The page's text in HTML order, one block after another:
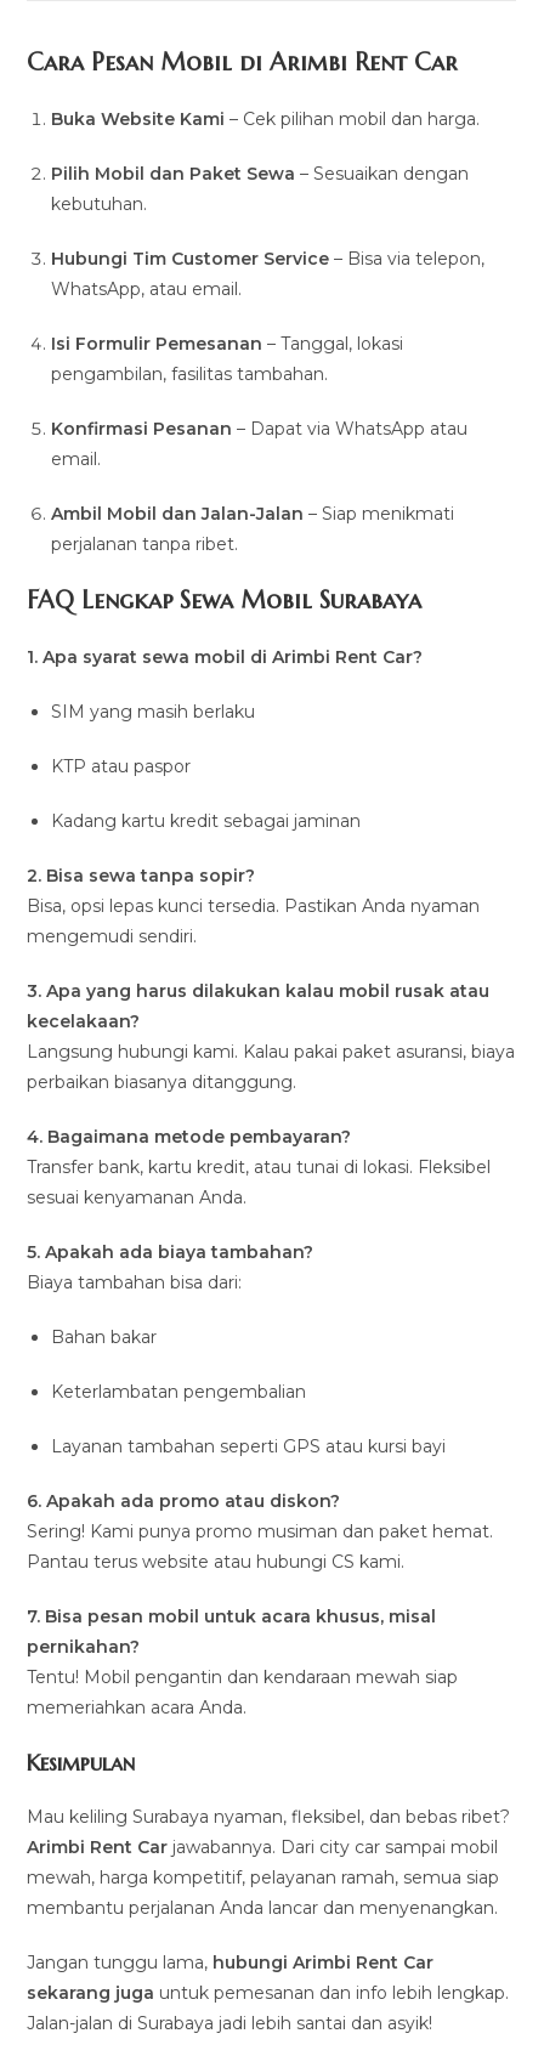
Cara Pesan Mobil di Arimbi Rent Car
Buka Website Kami – Cek pilihan mobil dan harga.
Pilih Mobil dan Paket Sewa – Sesuaikan dengan
kebutuhan.
Hubungi Tim Customer Service – Bisa via telepon,
WhatsApp, atau email.
Isi Formulir Pemesanan – Tanggal, lokasi
pengambilan, fasilitas tambahan.
Konfirmasi Pesanan – Dapat via WhatsApp atau
email.
Ambil Mobil dan Jalan-Jalan – Siap menikmati
perjalanan tanpa ribet.
FAQ Lengkap Sewa Mobil Surabaya
1. Apa syarat sewa mobil di Arimbi Rent Car?
SIM yang masih berlaku
KTP atau paspor
Kadang kartu kredit sebagai jaminan
2. Bisa sewa tanpa sopir?
Bisa, opsi lepas kunci tersedia. Pastikan Anda nyaman
mengemudi sendiri.
3. Apa yang harus dilakukan kalau mobil rusak atau
kecelakaan?
Langsung hubungi kami. Kalau pakai paket asuransi, biaya
perbaikan biasanya ditanggung.
4. Bagaimana metode pembayaran?
Transfer bank, kartu kredit, atau tunai di lokasi. Fleksibel
sesuai kenyamanan Anda.
5. Apakah ada biaya tambahan?
Biaya tambahan bisa dari:
Bahan bakar
Keterlambatan pengembalian
Layanan tambahan seperti GPS atau kursi bayi
6. Apakah ada promo atau diskon?
Sering! Kami punya promo musiman dan paket hemat.
Pantau terus website atau hubungi CS kami.
7. Bisa pesan mobil untuk acara khusus, misal
pernikahan?
Tentu! Mobil pengantin dan kendaraan mewah siap
memeriahkan acara Anda.
Kesimpulan
Mau keliling Surabaya nyaman, fleksibel, dan bebas ribet?
Arimbi Rent Car jawabannya. Dari city car sampai mobil
mewah, harga kompetitif, pelayanan ramah, semua siap
membantu perjalanan Anda lancar dan menyenangkan.
Jangan tunggu lama, hubungi Arimbi Rent Car
sekarang juga untuk pemesanan dan info lebih lengkap.
Jalan-jalan di Surabaya jadi lebih santai dan asyik!